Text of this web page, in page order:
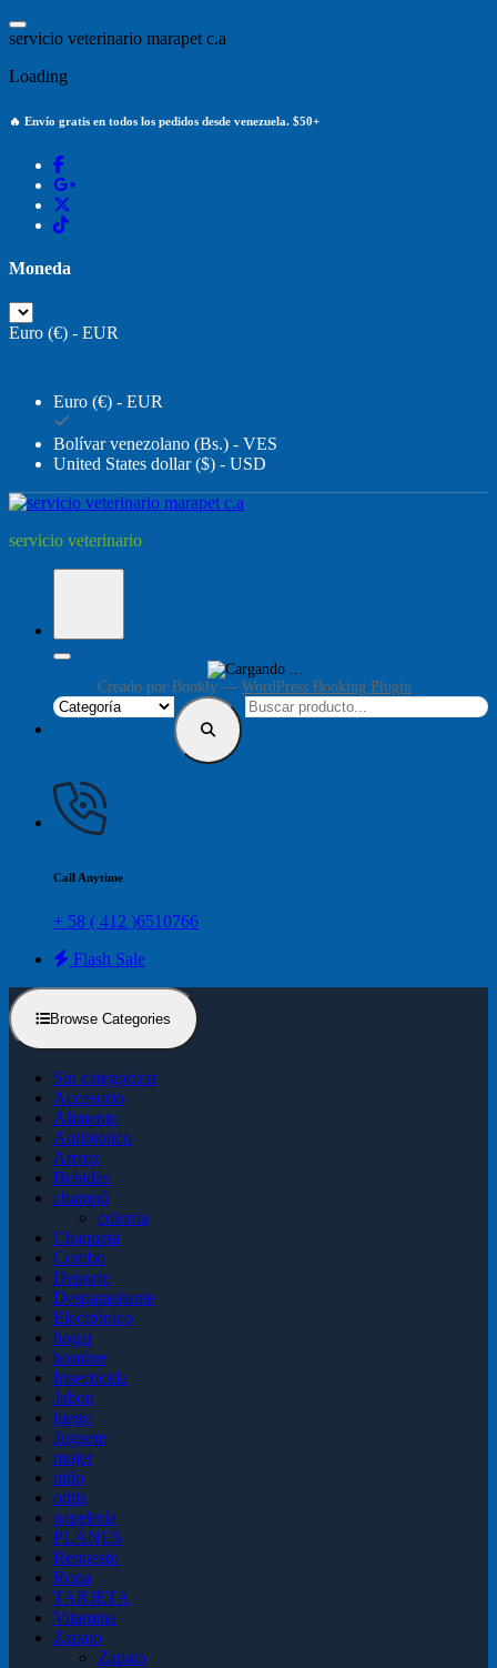
Saltar
al
servicio veterinario marapet c.a
Loading
🔥 Envío gratis en todos los pedidos desde venezuela. $50+
Moneda
Euro (€) - EUR
Euro (€) - EUR
Bolívar venezolano (Bs.) - VES
United States dollar ($) - USD
servicio veterinario
Creado por Bookly —WordPress Booking Plugin
Call Anytime
+ 58 ( 412 )6510766
Flash Sale
Browse Categories
Sin categorizar
Accesorio
Alimento
Antibiotico
Arrroz
Bebidas
champú
colonia
Chaqueta
Combo
Deporte
Desparasitante
Electrónico
hogar
hombre
Insecticida
Jabon
juego
Juguete
mujer
niño
otitis
papelería
PLANES
Repuesto
Ropa
TARJETA
Vitamina
Zapato
Zapato